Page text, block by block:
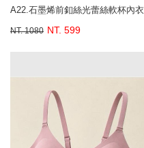
A22.石墨烯前釦絲光蕾絲軟杯內衣
NT. 1080 NT. 599